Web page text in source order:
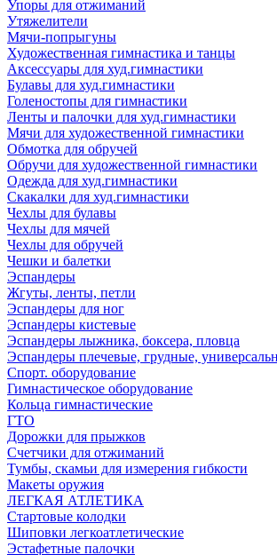
Упоры для отжиманий
Утяжелители
Мячи-попрыгуны
Художественная гимнастика и танцы
Аксессуары для худ.гимнастики
Булавы для худ.гимнастики
Голеностопы для гимнастики
Ленты и палочки для худ.гимнастики
Мячи для художественной гимнастики
Обмотка для обручей
Обручи для художественной гимнастики
Одежда для худ.гимнастики
Скакалки для худ.гимнастики
Чехлы для булавы
Чехлы для мячей
Чехлы для обручей
Чешки и балетки
Эспандеры
Жгуты, ленты, петли
Эспандеры для ног
Эспандеры кистевые
Эспандеры лыжника, боксера, пловца
Эспандеры плечевые, грудные,
Спорт. оборудование
Гимнастическое оборудование
Кольца гимнастические
ГТО
Дорожки для прыжков
Счетчики для отжиманий
Тумбы, скамьи для измерения гибкости
Макеты оружия
ЛЕГКАЯ АТЛЕТИКА
Стартовые колодки
Шиповки легкоатлетические
Эстафетные палочки